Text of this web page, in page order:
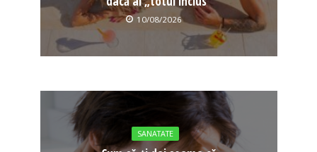
10/08/2026
SANATATE